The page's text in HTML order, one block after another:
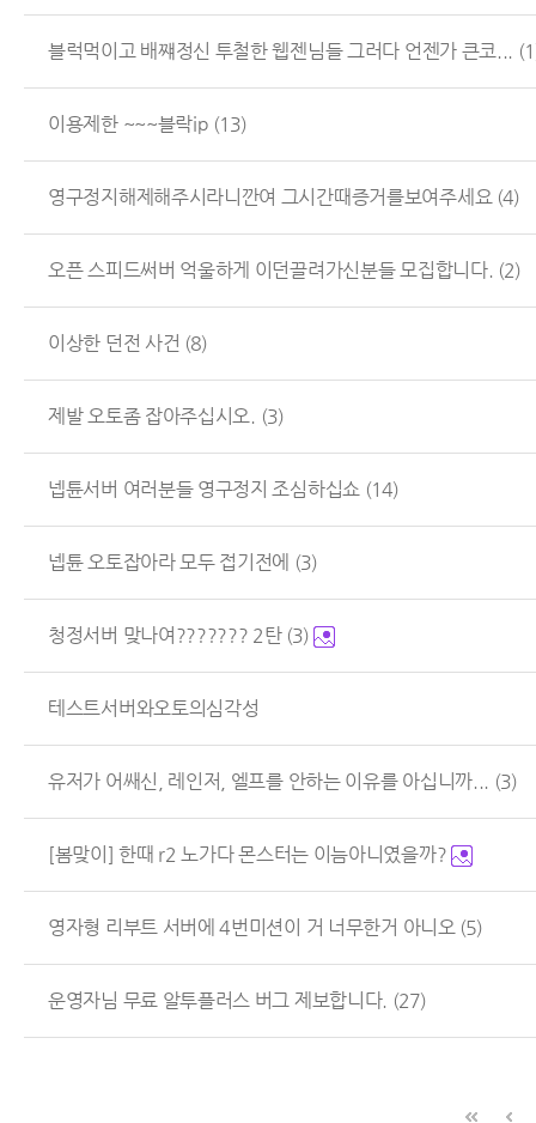
블럭먹이고 배쨰정신 투철한 웹젠님들 그러다 언젠가 큰코...
이용제한 ~~~블락ip (13)
영구정지해제해주시라니깐여 그시간때증거를보여주세요 (4)
오픈 스피드써버 억울하게 이던끌려가신분들 모집합니다. (2)
이상한 던전 사건 (8)
제발 오토좀 잡아주십시오. (3)
넵튠서버 여러분들 영구정지 조심하십쇼 (14)
넵튠 오토잡아라 모두 접기전에 (3)
청정서버 맞나여??????? 2탄 (3)
테스트서버와오토의심각성
유저가 어쌔신, 레인저, 엘프를 안하는 이유를 아십니까... (3)
[봄맞이] 한때 r2 노가다 몬스터는 이늠아니였을까?
영자형 리부트 서버에 4번미션이 거 너무한거 아니오 (5)
운영자님 무료 알투플러스 버그 제보합니다. (27)